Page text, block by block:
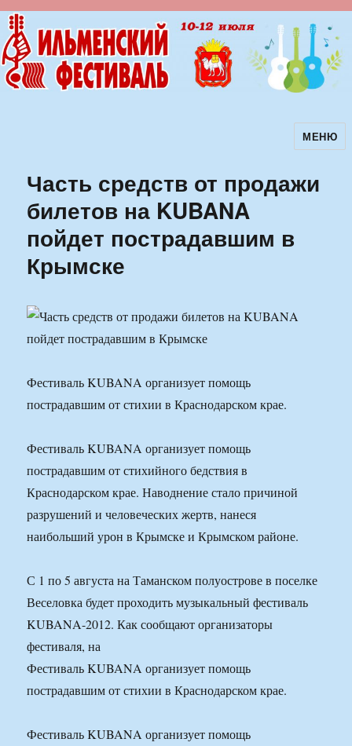
Ильменский фестиваль авторскойМЕНЮ
Часть средств от продажи
билетов на KUBANA
пойдет пострадавшим в
Крымске
Фестиваль KUBANA организует помощь
пострадавшим от стихии в Краснодарском крае.
Фестиваль KUBANA организует помощь
пострадавшим от стихийного бедствия в
Краснодарском крае. Наводнение стало причиной
разрушений и человеческих жертв, нанеся
наибольший урон в Крымске и Крымском районе.
С 1 по 5 августа на Таманском полуострове в поселке
Веселовка будет проходить музыкальный фестиваль
KUBANA-2012. Как сообщают организаторы
фестиваля, на
Фестиваль KUBANA организует помощь
пострадавшим от стихии в Краснодарском крае.
Фестиваль KUBANA организует помощь